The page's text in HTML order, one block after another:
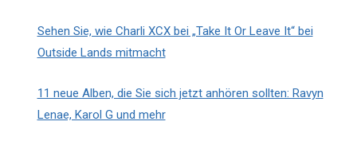
Sehen Sie, wie Charli XCX bei „Take It Or Leave It“ bei
Outside Lands mitmacht
11 neue Alben, die Sie sich jetzt anhören sollten: Ravyn
Lenae, Karol G und mehr